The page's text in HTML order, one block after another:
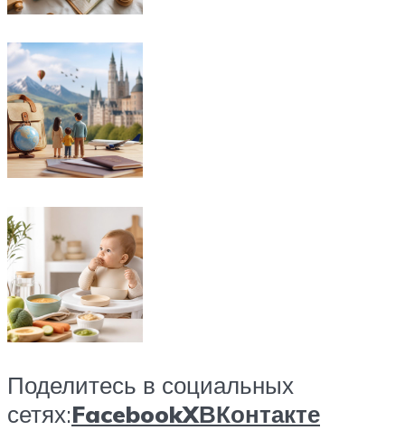
Поделитесь в социальных
сетях:FacebookXВКонтакте